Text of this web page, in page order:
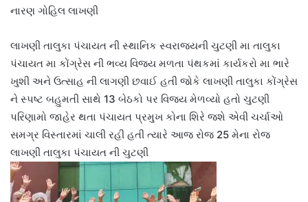
નારણ ગોહિલ લાખણી
લાખણી તાલુકા પંચાયત ની સ્થાનિક સ્વરાજ્યની ચુટણી મા તાલુકા
પંચાયત મા કોંગ્રેસ ની ભવ્ય વિજય મળતા પંથકમાં કાર્યકરો મા ભારે
ખુશી અને ઉત્સાહ ની લાગણી છવાઈ હતી જોકે લાખણી તાલુકા કોંગ્રેસ
ને સ્પષ્ટ બહુમતી સાથે 13 બેઠકો પર વિજય મેળવ્યો હતો ચુટણી
પરિણામો જાહેર થતા પંચાયત પ્રમુખ કોના શિરે જશે એવી ચર્ચાઓ
સમગ્ર વિસ્તારમાં ચાલી રહી હતી ત્યારે આજ રોજ 25 મેના રોજ
લાખણી તાલુકા પંચાયત ની ચુટણી